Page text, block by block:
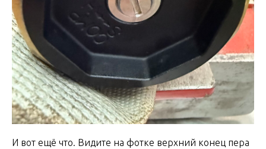
И вот ещё что. Видите на фотке верхний конец пера